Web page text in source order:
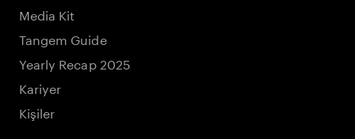
Media Kit
Tangem Guide
Yearly Recap 2025
Kariyer
Kişiler